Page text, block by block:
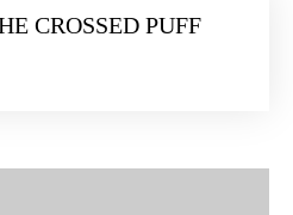
CROSSED PUFF